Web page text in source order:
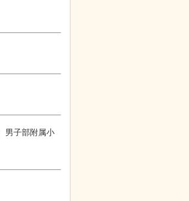
男子部附属小